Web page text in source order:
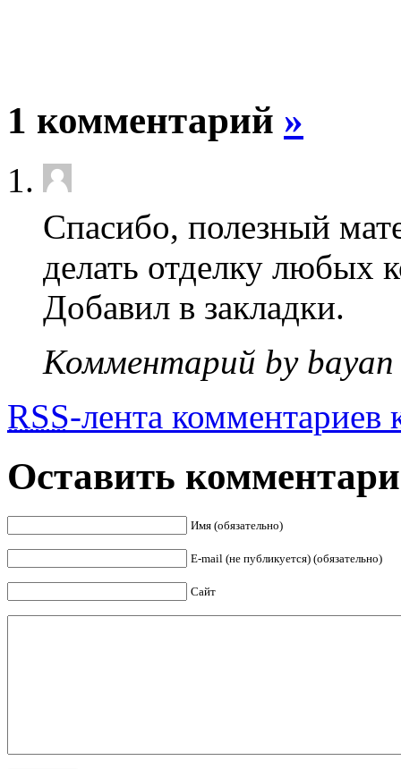
1 комментарий »
Спасибо, полезный
делать отделку любых
Добавил в закладки.
Комментарий by
RSS-лента комментариев
Оставить
Имя (обязательно)
E-mail (не публикуется) (обязательно)
Сайт